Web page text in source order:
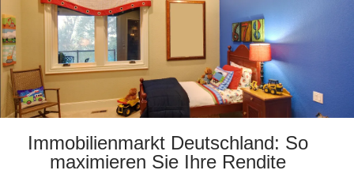
Immobilienmarkt Deutschland: So
maximieren Sie Ihre Rendite